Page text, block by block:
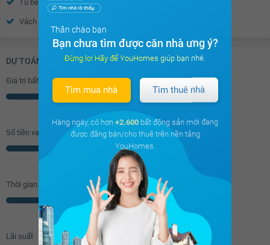
Tủ bếp
Vách kính nhà tắm
Quạt thông gió Bồn rửa mặt
Chắn ban công
DỰ TOÁN KHOẢN VAY (ĐƠN VỊ: VNĐ)
Giá trị bất động sản
Triệu
Số tiền vay (
%/GTNĐ)
Thời gian vay
Lãi suất
Thân chào bạn
Bạn chưa tìm được căn nhà ưng ý?
Đừng lo! Hãy để YouHomes giúp bạn nhé.
Tìm mua nhà Tìm thuê nhà
Hàng ngày, có hơn +2.600 bất động sản mới đang
được đăng bán/cho thuê trên nền tảng
YouHomes.